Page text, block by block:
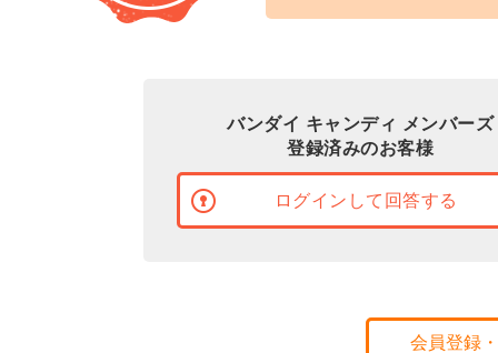
バンダイ キャンディ メンバーズ
登録済みのお客様
ログインして回答する
会員登録